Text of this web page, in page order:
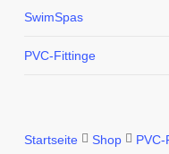
SwimSpas
PVC-Fittinge
Startseite Shop